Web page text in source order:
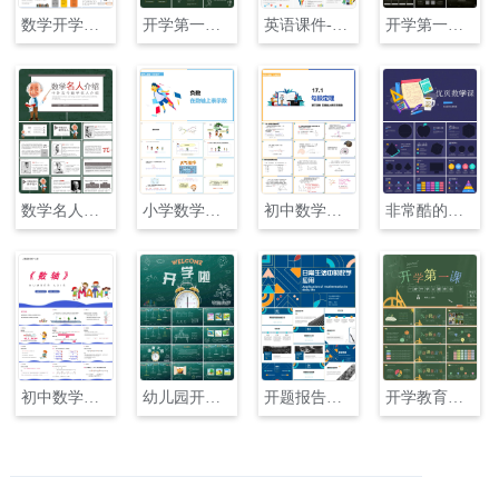
数学开学第一课数学的世界课件PPT 开学第一课中小学开学教育ppt课件PPT 英语课件-英语开学第一课 开学第一课家长会模板PPT
数学名人介绍课件PPT 小学数学人教版六年级下册《12在数轴上表示数》课件PPT 初中数学人教版八年级下册《171勾股定理：在数轴上表示无理数》课件PPT 非常酷的数学课PPT
初中数学人教版七年级上册122 《数轴》PPT 幼儿园开学教学课件PPT模板 开题报告毕业答辩数学专业商务几何